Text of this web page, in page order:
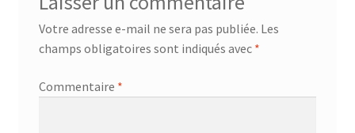
Votre adresse e-mail ne sera pas publiée. Les
champs obligatoires sont indiqués avec *
Commentaire *